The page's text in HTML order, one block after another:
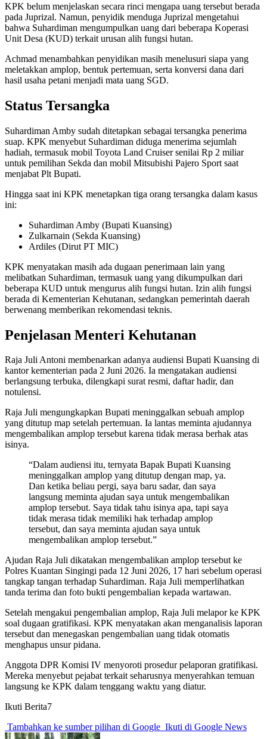
KPK belum menjelaskan secara rinci mengapa uang tersebut berada
pada Juprizal. Namun, penyidik menduga Juprizal mengetahui
bahwa Suhardiman mengumpulkan uang dari beberapa Koperasi
Unit Desa (KUD) terkait urusan alih fungsi hutan.
Achmad menambahkan penyidikan masih menelusuri siapa yang
meletakkan amplop, bentuk pertemuan, serta konversi dana dari
hasil usaha petani menjadi mata uang SGD.
Status Tersangka
Suhardiman Amby sudah ditetapkan sebagai tersangka penerima
suap. KPK menyebut Suhardiman diduga menerima sejumlah
hadiah, termasuk mobil Toyota Land Cruiser senilai Rp 2 miliar
untuk pemilihan Sekda dan mobil Mitsubishi Pajero Sport saat
menjabat Plt Bupati.
Hingga saat ini KPK menetapkan tiga orang tersangka dalam kasus
ini:
Suhardiman Amby (Bupati Kuansing)
Zulkarnain (Sekda Kuansing)
Ardiles (Dirut PT MIC)
KPK menyatakan masih ada dugaan penerimaan lain yang
melibatkan Suhardiman, termasuk uang yang dikumpulkan dari
beberapa KUD untuk mengurus alih fungsi hutan. Izin alih fungsi
berada di Kementerian Kehutanan, sedangkan pemerintah daerah
berwenang memberikan rekomendasi teknis.
Penjelasan Menteri Kehutanan
Raja Juli Antoni membenarkan adanya audiensi Bupati Kuansing di
kantor kementerian pada 2 Juni 2026. Ia mengatakan audiensi
berlangsung terbuka, dilengkapi surat resmi, daftar hadir, dan
notulensi.
Raja Juli mengungkapkan Bupati meninggalkan sebuah amplop
yang ditutup map setelah pertemuan. Ia lantas meminta ajudannya
mengembalikan amplop tersebut karena tidak merasa berhak atas
isinya.
“Dalam audiensi itu, ternyata Bapak Bupati Kuansing
meninggalkan amplop yang ditutup dengan map, ya.
Dan ketika beliau pergi, saya baru sadar, dan saya
langsung meminta ajudan saya untuk mengembalikan
amplop tersebut. Saya tidak tahu isinya apa, tapi saya
tidak merasa tidak memiliki hak terhadap amplop
tersebut, dan saya meminta ajudan saya untuk
mengembalikan amplop tersebut.”
Ajudan Raja Juli dikatakan mengembalikan amplop tersebut ke
Polres Kuantan Singingi pada 12 Juni 2026, 17 hari sebelum operasi
tangkap tangan terhadap Suhardiman. Raja Juli memperlihatkan
tanda terima dan foto bukti pengembalian kepada wartawan.
Setelah mengakui pengembalian amplop, Raja Juli melapor ke KPK
soal dugaan gratifikasi. KPK menyatakan akan menganalisis laporan
tersebut dan menegaskan pengembalian uang tidak otomatis
menghapus unsur pidana.
Anggota DPR Komisi IV menyoroti prosedur pelaporan gratifikasi.
Mereka menyebut pejabat terkait seharusnya menyerahkan temuan
langsung ke KPK dalam tenggang waktu yang diatur.
Ikuti Berita7
Tambahkan ke sumber pilihan di Google Ikuti di Google News